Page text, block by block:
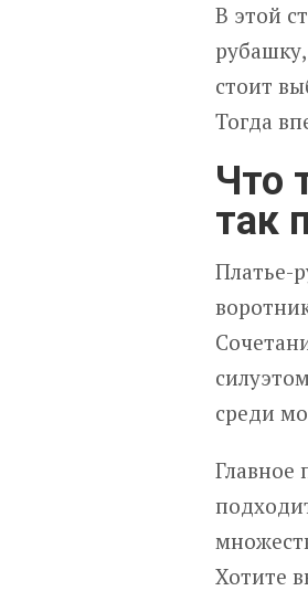
В этой
стоит
Тогда
Что
так
Платье-
среди
Главное
Хотите